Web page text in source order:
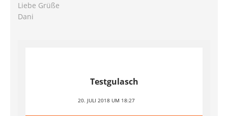
Liebe Grüße
Dani
Testgulasch
20. JULI 2018 UM 18:27